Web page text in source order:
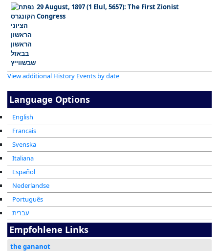
29 August, 1897 (1 Elul, 5657): The First Zionist
Congress
View additional History Events by date
Language Options
English
Francais
Svenska
Italiana
Español
Nederlandse
Português
עברית
Empfohlene Links
the gananot